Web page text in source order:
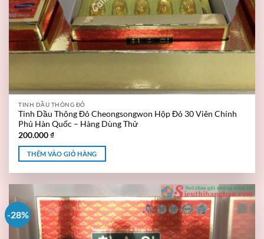
TINH DẦU THÔNG ĐỎ
Tinh Dầu Thông Đỏ Cheongsongwon Hộp Đỏ 30 Viên Chính
Phủ Hàn Quốc – Hàng Dùng Thử
200.000₫
THÊM VÀO GIỎ HÀNG
-28%